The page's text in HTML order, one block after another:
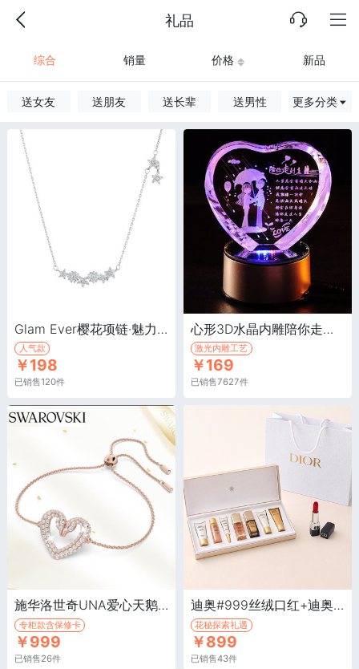
礼品
综合 销量 价格 新品
送女友 送朋友 送长辈 送男性 更多分类
Glam Ever樱花项链·魅力星月系列
人气款
￥198
已销售120件
心形3D水晶内雕陪你走到老·激光内雕水晶工艺品，USB七彩旋转发光, 带音乐底座
激光内雕工艺
￥169
已销售7627件
施华洛世奇UNA爱心天鹅手链/镀玫瑰金色·Una 手链
专柜款含保修卡
￥999
已销售26件
迪奥#999丝绒口红+迪奥花秘探索礼遇·Dior新款套装礼盒
花秘探索礼遇
￥899
已销售43件